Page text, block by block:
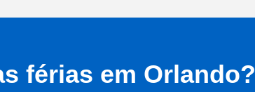
férias em Orlando?